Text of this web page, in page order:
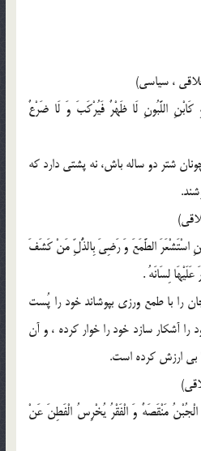
کَابْنِ اللَّبُونِ لَا ظَهْرٌ فَیُرْکَبَ وَ لَا ضَرْعٌ
شتر دو ساله باش، نه پشتى دارد که
اسْتَشْعَرَ الطَّمَعَ وَ رَضِیَ بِالذُّلِّ مَنْ کَشَفَ
لِسَانَهُ .
را با طمع ورزى بپوشاند خود را پُست
آشکار سازد خود را خوار کرده ، و آن
بى ارزش کرده است.
الْجُبْنُ مَنْقَصَهٌ وَ الْفَقْرُ یُخْرِسُ الْفَطِنَ عَنْ